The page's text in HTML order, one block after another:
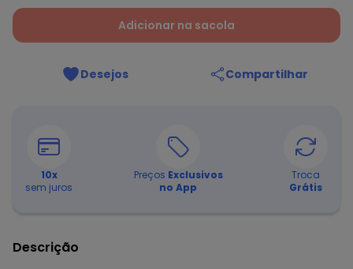
Adicionar na sacola
Desejos Compartilhar
10x
sem juros
Preços Exclusivos
no App
Troca
Grátis
Descrição